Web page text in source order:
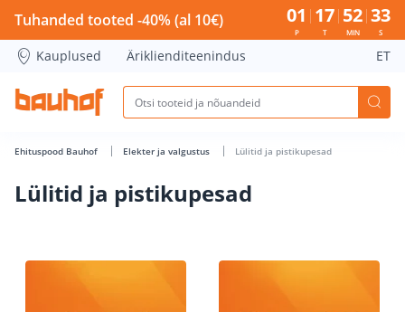
Lülitid ja pistikupesad - Bauhof has loaded
Tuhanded tooted -40% (al 10€) 01
P
17
T
52
MIN
33
S
Kauplused Äriklienditeenindus ET
Ehituspood Bauhof Elekter ja valgustus Lülitid ja pistikupesad
Lülitid ja pistikupesad